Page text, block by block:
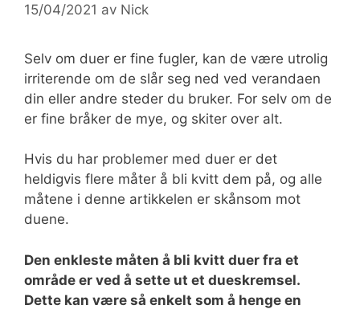
15/04/2021 av Nick
Selv om duer er fine fugler, kan de være utrolig
irriterende om de slår seg ned ved verandaen
din eller andre steder du bruker. For selv om de
er fine bråker de mye, og skiter over alt.
Hvis du har problemer med duer er det
heldigvis flere måter å bli kvitt dem på, og alle
måtene i denne artikkelen er skånsom mot
duene.
Den enkleste måten å bli kvitt duer fra et
område er ved å sette ut et dueskremsel.
Dette kan være så enkelt som å henge en